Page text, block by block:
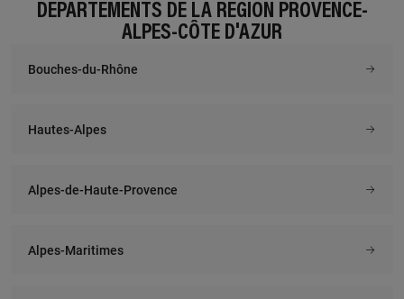
DÉPARTEMENTS DE LA RÉGION PROVENCE-
ALPES-CÔTE D'AZUR
Bouches-du-Rhône
Hautes-Alpes
Alpes-de-Haute-Provence
Alpes-Maritimes